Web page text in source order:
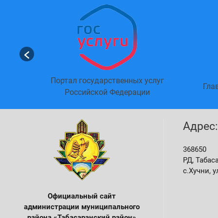
Портал государственных услуг
Российской Федерации
Официальный сайт
администрации муниципального
Адрес:
368650
РД,
с.Хучни,